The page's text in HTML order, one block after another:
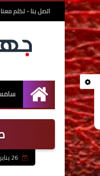
اتصل بنا - تكلم
26 يناير 2019